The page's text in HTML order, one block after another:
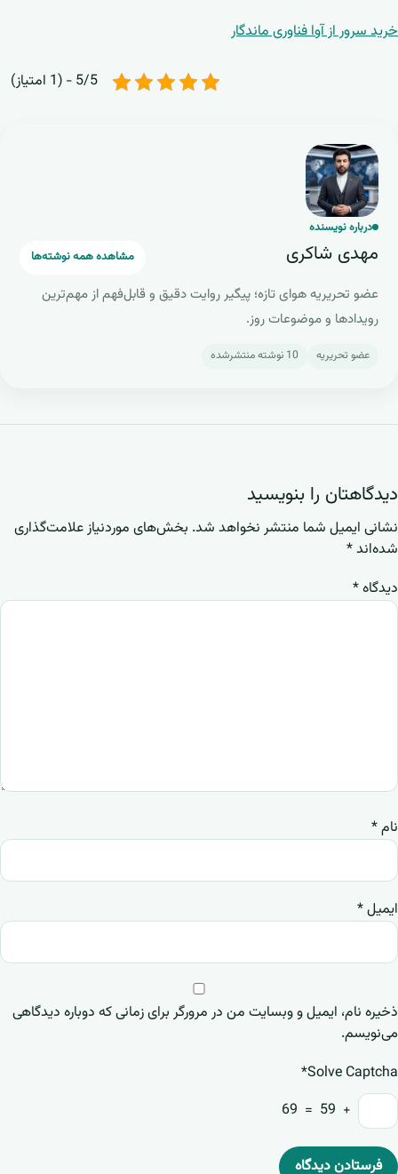
خرید سرور از آوا فناوری ماندگار
5/5 - (1 امتیاز)
م
درباره نویسنده
مهدی شاکری مشاهده همه نوشته‌ها
عضو تحریریه هوای تازه؛ پیگیر روایت دقیق و قابل‌فهم از مهم‌ترین
رویدادها و موضوعات روز.
عضو تحریریه 10 نوشته منتشرشده
دیدگاهتان را بنویسید
نشانی ایمیل شما منتشر نخواهد شد. بخش‌های موردنیاز علامت‌گذاری
شده‌اند*
دیدگاه*
نام*
ایمیل*
ذخیره نام، ایمیل و وبسایت من در مرورگر برای زمانی که دوباره دیدگاهی
می‌نویسم.
Solve Captcha*
+ 59 = 69